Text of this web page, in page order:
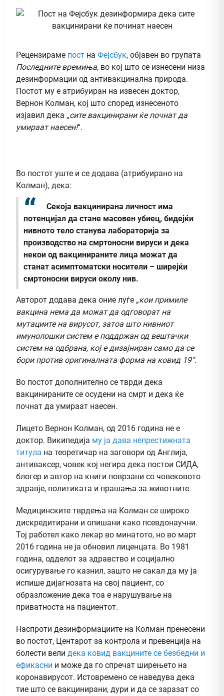
Рецензираме пост на Фејсбук, објавен во групата
Последните времиња, во кој што се изнесени низа
дезинформации од антивакцинална природа.
Постот му е атрибуиран на извесен доктор,
Вернон Колман, кој што според изнесеното
изјавил дека „сите вакцинирани ќе почнат да
умираат наесен!“.
Во постот уште и се додава (атрибуирано на
Колман), дека:
Секоја вакцинирана личност има
потенцијал да стане масовен убиец, бидејќи
нивното тело станува лабораторија за
производство на смртоносни вируси и дека
некои од вакцинираните лица можат да
станат асимптоматски носители – ширејќи
смртоносни вируси околу нив.
Авторот додава дека оние луѓе „кои примиле
вакцина нема да можат да одговорат на
мутациите на вирусот, затоа што нивниот
имунолошки систем е поддржан од вештачки
систем на одбрана, кој е дизајниран само да се
бори против оригиналната форма на ковид 19“.
Во постот дополнително се тврди дека
вакцинираните се осудени на смрт и дека ќе
почнат да умираат наесен.
Лицето Вернон Колман, од 2016 година не е
доктор. Википедија му ја дава непрестижната
титула на теоретичар на заговори од Англија,
антиваксер, човек кој негира дека постои СИДА,
блогер и автор на книги поврзани со човековото
здравје, политиката и прашања за животните.
Медицинските тврдења на Колман се широко
дискредитирани и опишани како псевдонаучни.
Тој работел како лекар во минатото, но во март
2016 година не ја обновил лиценцата. Во 1981
година, одделот за здравство и социјално
осигурување го казнил, зашто не сакал да му ја
испише дијагнозата на свој пациент, со
образложение дека тоа е нарушување на
приватноста на пациентот.
Наспроти дезинформациите на Колман пренесени
во постот, Центарот за контрола и превенција на
болести вели дека ковид вакцините се безбедни и
ефикасни и може да го спречат ширењето на
коронавирусот. Истовремено се наведува дека
тие што се вакцинирани, дури и да се заразат со